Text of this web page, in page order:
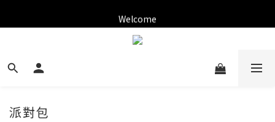
✨新加入會員可現折$150購物金✨
Welcome
✨新加入會員可現折$150購物金✨
派對包